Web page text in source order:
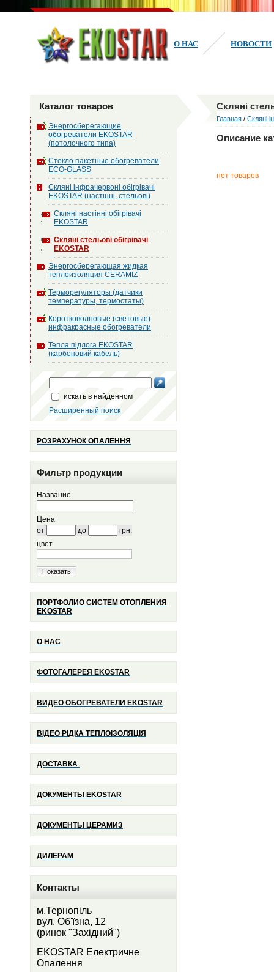
О НАС НОВОСТИ
Каталог товаров
Энергосберегающие
обогреватели EKOSTAR
(потолочного типа)
Стекло пакетные обогреватели
ECO-GLASS
Скляні інфрачервоні обігрівачі
EKOSTAR (настінні, стельові)
Скляні настінні обігрівачі
EKOSTAR
Скляні стельові обігрівачі
EKOSTAR
Энергосберегающая жидкая
теплоизоляция CERAMIZ
Терморегуляторы (датчики
температуры, термостаты)
Коротковолновые (световые)
инфракрасные обогреватели
Тепла підлога EKOSTAR
(карбоновий кабель)
искать в найденном
Расширенный поиск
РОЗРАХУНОК ОПАЛЕННЯ
Фильтр продукции
Название
Цена
от
до
грн.
цвет
Показать
ПОРТФОЛИО СИСТЕМ ОТОПЛЕНИЯ
EKOSTAR
О НАС
ФОТОГАЛЕРЕЯ EKOSTAR
ВИДЕО ОБОГРЕВАТЕЛИ EKOSTAR
ВІДЕО РІДКА ТЕПЛОІЗОЛЯЦІЯ
ДОСТАВКА
ДОКУМЕНТЫ EKOSTAR
ДОКУМЕНТЫ ЦЕРАМИЗ
ДИЛЕРАМ
Контакты
м.Тернопіль
вул. Об'їзна, 12
(ринок "Західний")
EKOSTAR Електричне
Опалення
Скляні
Главная / Скляні
Описание
нет товаров